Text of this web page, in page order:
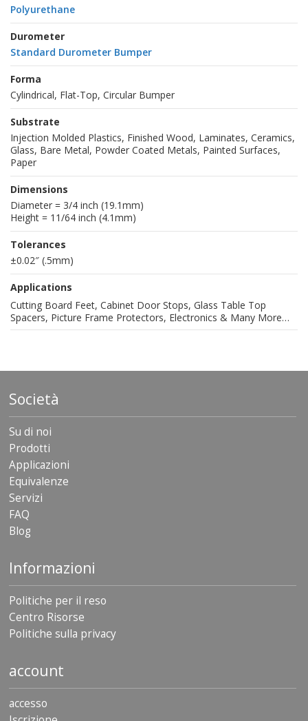
Polyurethane
Durometer
Standard Durometer Bumper
Forma
Cylindrical, Flat-Top, Circular Bumper
Substrate
Injection Molded Plastics, Finished Wood, Laminates, Ceramics,
Glass, Bare Metal, Powder Coated Metals, Painted Surfaces,
Paper
Dimensions
Diameter = 3/4 inch (19.1mm)
Height = 11/64 inch (4.1mm)
Tolerances
±0.02″ (.5mm)
Applications
Cutting Board Feet, Cabinet Door Stops, Glass Table Top
Spacers, Picture Frame Protectors, Electronics & Many More…
Società
Su di noi
Prodotti
Applicazioni
Equivalenze
Servizi
FAQ
Blog
Informazioni
Politiche per il reso
Centro Risorse
Politiche sulla privacy
account
accesso